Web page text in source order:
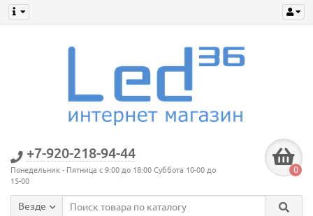
+7-920-218-94-44
Понедельник - Пятница с 9:00 до 18:00 Суббота 10-00 до
15-00
0
Везде